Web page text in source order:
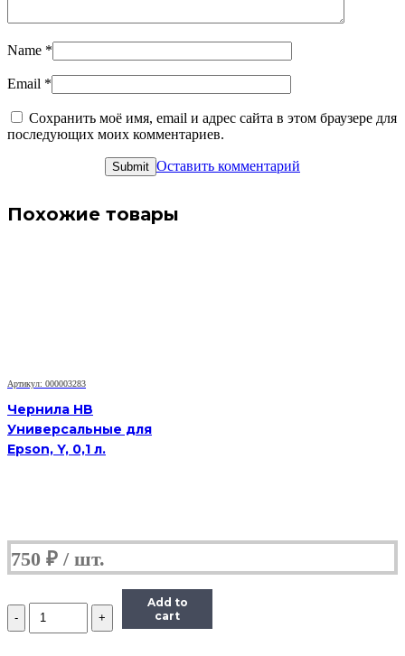
Name *
Email *
Сохранить моё имя, email и адрес сайта в этом браузере для
последующих моих комментариев.
Оставить комментарий
Похожие товары
Артикул: 000003283
Чернила HB
Универсальные для
Epson, Y, 0,1 л.
750 ₽
Количество
Чернила
Add to
cart